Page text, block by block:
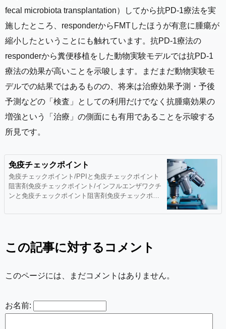
portant implications for the treatment of melanoma p
atients with immune checkpoint inhibitors. [1]: /look
126/science.aao3290 [3]: /lookup/doi/10.1126/scienc
e.aan4236 [4]: /lookup/doi/10.1126/science.aar2946
fecal microbiota transplantation）してから抗PD-1療法を実
施したところ、responderからFMTしたほうが有意に腫瘍が
縮小したということにも触れています。抗PD-1療法の
responderから糞便移植をした動物実験モデルでは抗PD-1
療法の効果が高いことを示唆します。まだまだ動物実験モ
デルでの結果ではあるものの、将来は治療効果予測・予後
予測などの「検査」としての利用だけでなく抗腫瘍効果の
増強という「治療」の側面にも有用であることを示唆する
所見です。
免疫チェックポイント
免疫チェックポイント/PPIと免疫チェックポイント
阻害剤免疫チェックポイント/インフルエンザワクチ
ンと免疫チェックポイント阻害剤免疫チェックポイ
チェックポイント/有効性と耐性/ネオアンチゲン免
この記事に対するコメント
このページには、まだコメントはありません。
お名前: